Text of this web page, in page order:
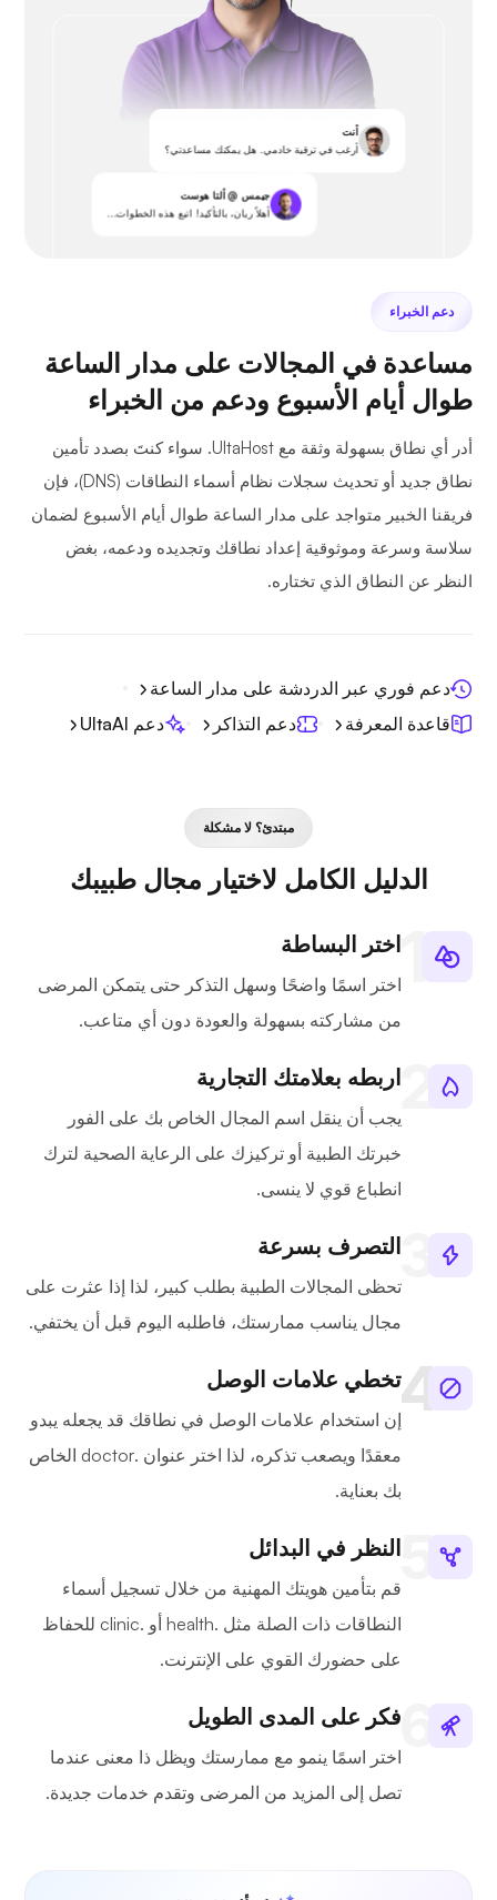
أنت
أرغب في ترقية خادمي. هل يمكنك مساعدتي؟
جيمس @ ألتا هوست
أهلاً ريان، بالتأكيد! اتبع هذه الخطوات...
دعم الخبراء
مساعدة في المجالات على مدار الساعة
طوال أيام الأسبوع ودعم من الخبراء
أدر أي نطاق بسهولة وثقة مع UltaHost. سواء كنتَ بصدد تأمين
نطاق جديد أو تحديث سجلات نظام أسماء النطاقات (DNS)، فإن
فريقنا الخبير متواجد على مدار الساعة طوال أيام الأسبوع لضمان
سلاسة وسرعة وموثوقية إعداد نطاقك وتجديده ودعمه، بغض
النظر عن النطاق الذي تختاره.
دعم فوري عبر الدردشة على مدار الساعة
قاعدة المعرفة
دعم التذاكر دعم UltaAI
مبتدئ؟ لا مشكلة
الدليل الكامل لاختيار مجال طبيبك
اختر البساطة
اختر اسمًا واضحًا وسهل التذكر حتى يتمكن المرضى
من مشاركته بسهولة والعودة دون أي متاعب.
اربطه بعلامتك التجارية
يجب أن ينقل اسم المجال الخاص بك على الفور
خبرتك الطبية أو تركيزك على الرعاية الصحية لترك
انطباع قوي لا ينسى.
التصرف بسرعة
تحظى المجالات الطبية بطلب كبير، لذا إذا عثرت على
مجال يناسب ممارستك، فاطلبه اليوم قبل أن يختفي.
تخطي علامات الوصل
إن استخدام علامات الوصل في نطاقك قد يجعله يبدو
معقدًا ويصعب تذكره، لذا اختر عنوان .doctor الخاص
بك بعناية.
النظر في البدائل
قم بتأمين هويتك المهنية من خلال تسجيل أسماء
النطاقات ذات الصلة مثل .health أو .clinic للحفاظ
على حضورك القوي على الإنترنت.
فكر على المدى الطويل
اختر اسمًا ينمو مع ممارستك ويظل ذا معنى عندما
تصل إلى المزيد من المرضى وتقدم خدمات جديدة.